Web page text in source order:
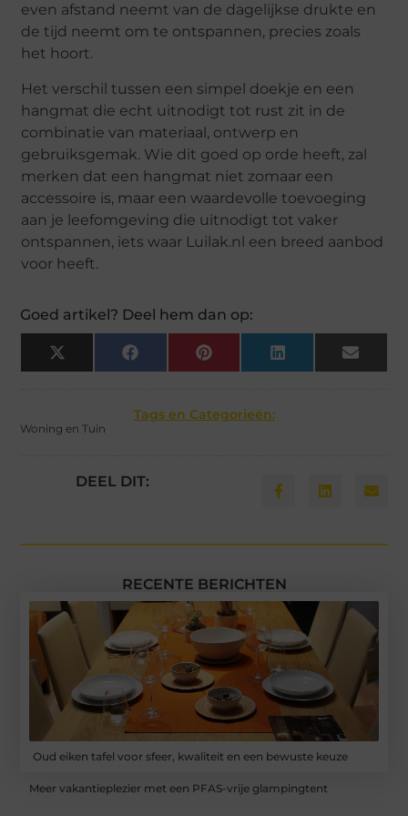
even afstand neemt van de dagelijkse drukte en
de tijd neemt om te ontspannen, precies zoals
het hoort.
Het verschil tussen een simpel doekje en een
hangmat die echt uitnodigt tot rust zit in de
combinatie van materiaal, ontwerp en
gebruiksgemak. Wie dit goed op orde heeft, zal
merken dat een hangmat niet zomaar een
accessoire is, maar een waardevolle toevoeging
aan je leefomgeving die uitnodigt tot vaker
ontspannen, iets waar Luilak.nl een breed aanbod
voor heeft.
Goed artikel? Deel hem dan op:
X
(Twitter)
Facebook Pinterest LinkedIn Email
Tags en Categorieën:
Woning en Tuin
DEEL DIT:
RECENTE BERICHTEN
Oud eiken tafel voor sfeer, kwaliteit en een bewuste keuze
Meer vakantieplezier met een PFAS-vrije glampingtent